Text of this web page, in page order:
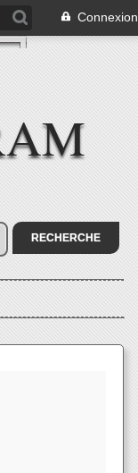
Connexion